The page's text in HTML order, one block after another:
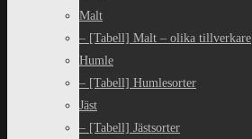
Malt
– [Tabell] Malt – olika tillverkare
Humle
– [Tabell] Humlesorter
Jäst
– [Tabell] Jästsorter